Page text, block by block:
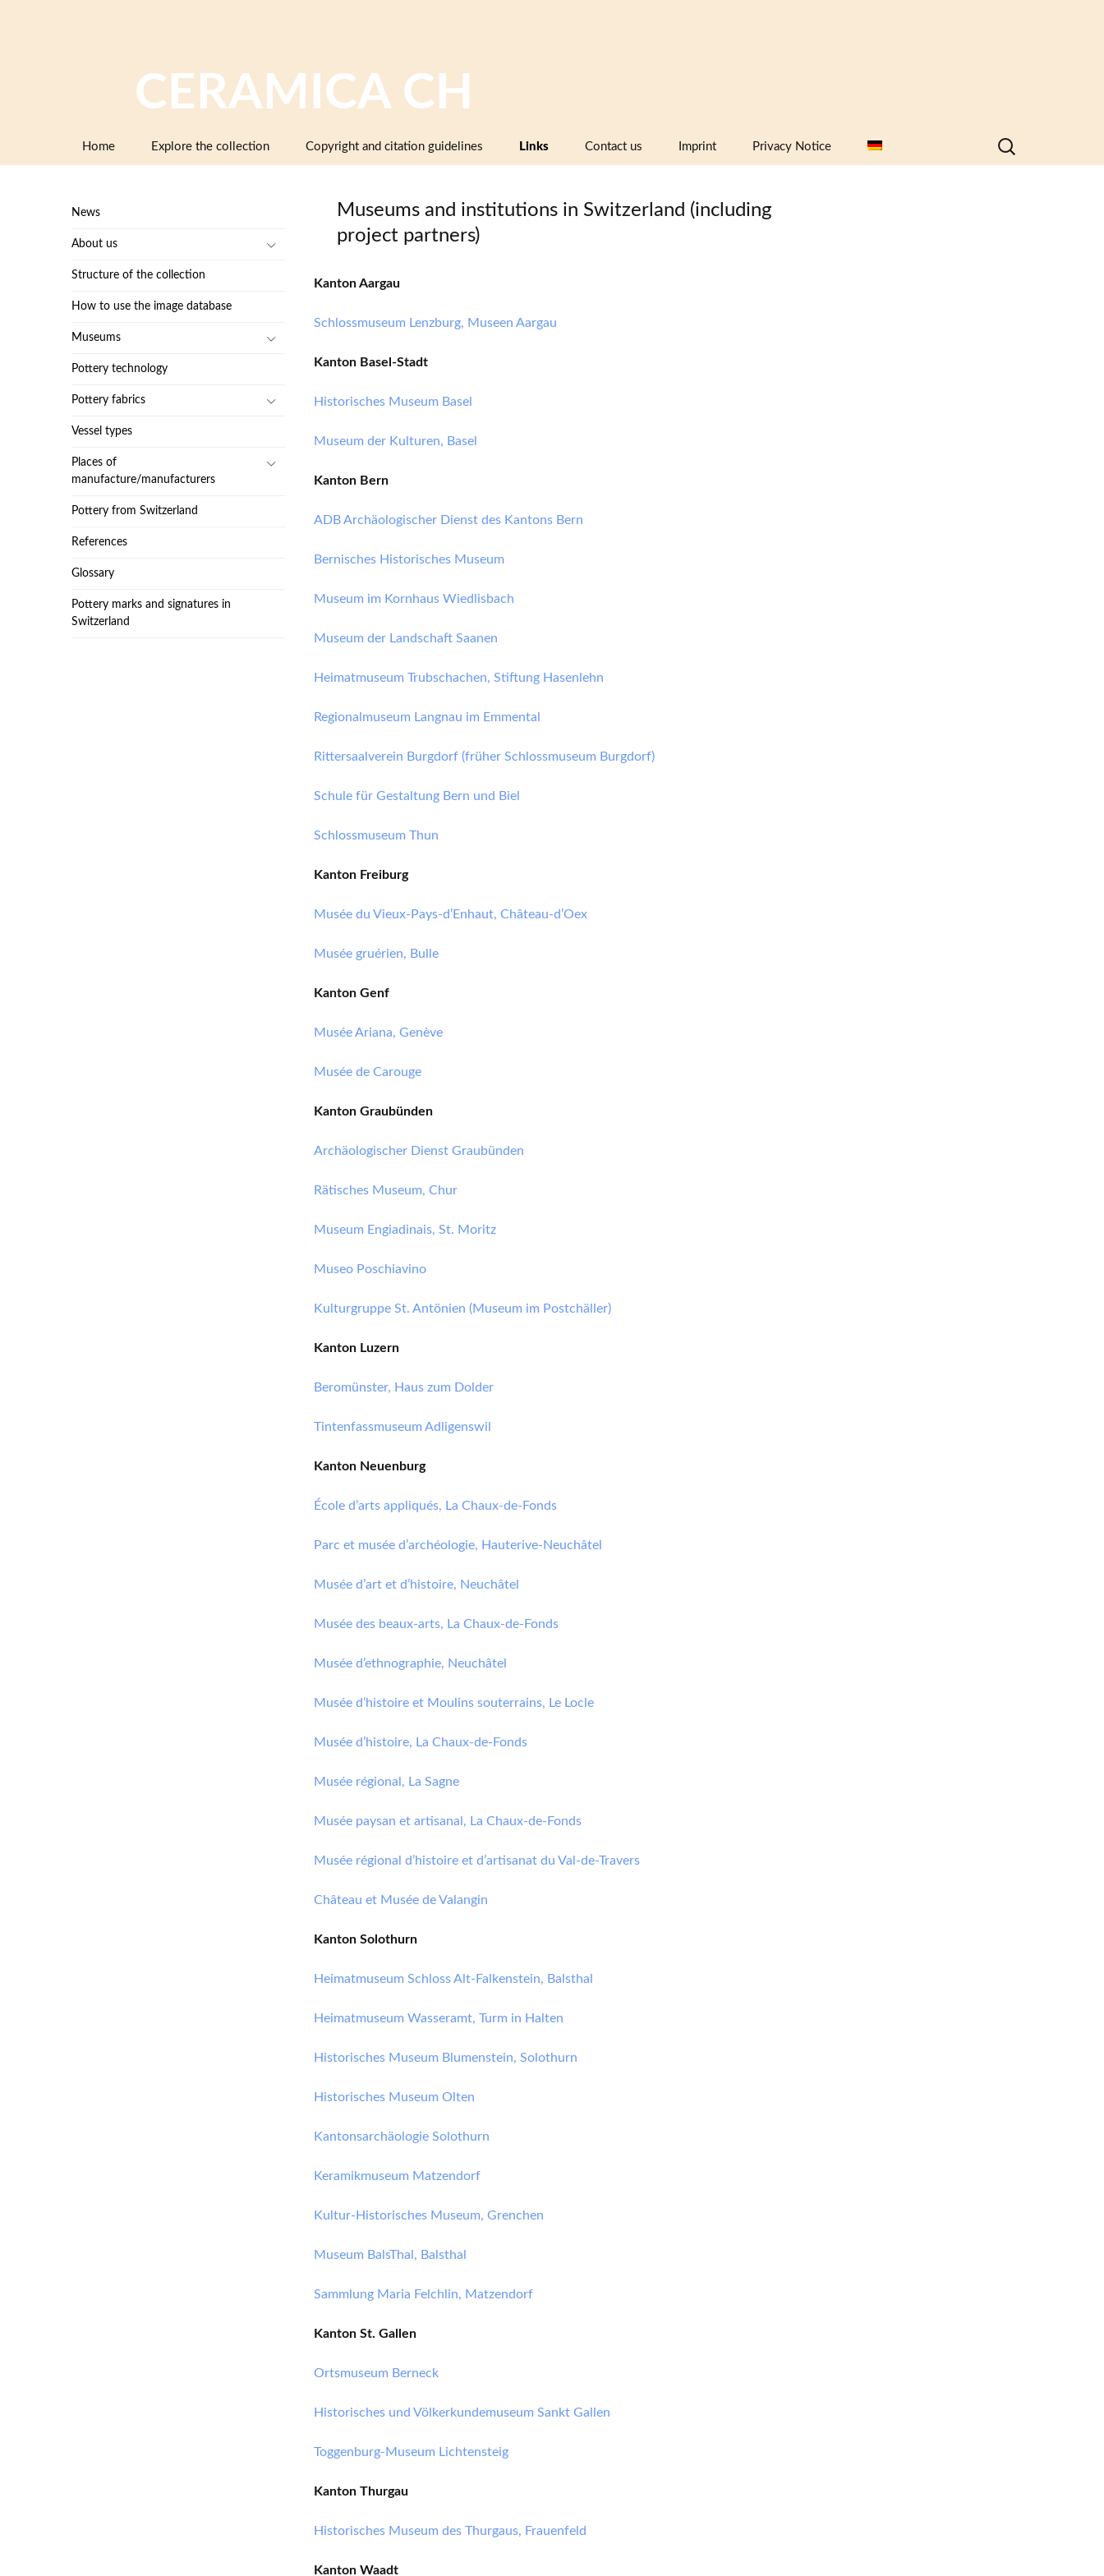
CERAMICA CH
Home Explore the collection Copyright and citation guidelines Links
and makers’ marks
Contact us Imprint Privacy Notice
Search
for:
Museums and institutions in Switzerland (including
project partners)
Kanton Aargau
Schlossmuseum Lenzburg, Museen Aargau
Kanton Basel-Stadt
Historisches Museum Basel
Museum der Kulturen, Basel
Kanton Bern
ADB Archäologischer Dienst des Kantons Bern
Bernisches Historisches Museum
Museum im Kornhaus Wiedlisbach
Museum der Landschaft Saanen
Heimatmuseum Trubschachen, Stiftung Hasenlehn
Regionalmuseum Langnau im Emmental
Rittersaalverein Burgdorf (früher Schlossmuseum Burgdorf)
Schule für Gestaltung Bern und Biel
Schlossmuseum Thun
Kanton Freiburg
Musée du Vieux-Pays-d’Enhaut, Château-d’Oex
Musée gruérien, Bulle
Kanton Genf
Musée Ariana, Genève
Musée de Carouge
Kanton Graubünden
Archäologischer Dienst Graubünden
Rätisches Museum, Chur
Museum Engiadinais, St. Moritz
Museo Poschiavino
Kulturgruppe St. Antönien (Museum im Postchäller)
Kanton Luzern
Beromünster, Haus zum Dolder
Tintenfassmuseum Adligenswil
Kanton Neuenburg
École d’arts appliqués, La Chaux-de-Fonds
Parc et musée d’archéologie, Hauterive-Neuchâtel
Musée d’art et d’histoire, Neuchâtel
Musée des beaux-arts, La Chaux-de-Fonds
Musée d’ethnographie, Neuchâtel
Musée d’histoire et Moulins souterrains, Le Locle
Musée d’histoire, La Chaux-de-Fonds
Musée régional, La Sagne
Musée paysan et artisanal, La Chaux-de-Fonds
Musée régional d’histoire et d’artisanat du Val-de-Travers
Château et Musée de Valangin
Kanton Solothurn
Heimatmuseum Schloss Alt-Falkenstein, Balsthal
Heimatmuseum Wasseramt, Turm in Halten
Historisches Museum Blumenstein, Solothurn
Historisches Museum Olten
Kantonsarchäologie Solothurn
Keramikmuseum Matzendorf
Kultur-Historisches Museum, Grenchen
Museum BalsThal, Balsthal
Sammlung Maria Felchlin, Matzendorf
Kanton St. Gallen
Ortsmuseum Berneck
Historisches und Völkerkundemuseum Sankt Gallen
Toggenburg-Museum Lichtensteig
Kanton Thurgau
Historisches Museum des Thurgaus, Frauenfeld
Kanton Waadt
News
About us
Structure of the collection
How to use the image database
Museums
Pottery technology
Pottery fabrics
Vessel types
Places of
manufacture/manufacturers
Pottery from Switzerland
References
Glossary
Pottery marks and signatures in
Switzerland